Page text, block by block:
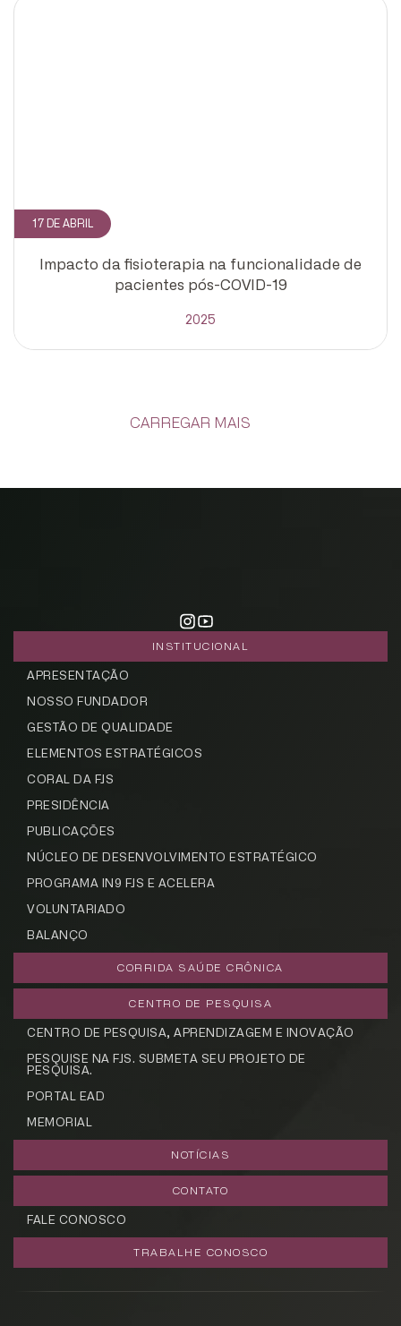
17 DE ABRIL
Impacto da fisioterapia na funcionalidade de
pacientes pós-COVID-19
2025
CARREGAR MAIS
INSTITUCIONAL
APRESENTAÇÃO
NOSSO FUNDADOR
GESTÃO DE QUALIDADE
ELEMENTOS ESTRATÉGICOS
CORAL DA FJS
PRESIDÊNCIA
PUBLICAÇÕES
NÚCLEO DE DESENVOLVIMENTO ESTRATÉGICO
PROGRAMA IN9 FJS E ACELERA
VOLUNTARIADO
BALANÇO
CORRIDA SAÚDE CRÔNICA
CENTRO DE PESQUISA
CENTRO DE PESQUISA, APRENDIZAGEM E INOVAÇÃO
PESQUISE NA FJS. SUBMETA SEU PROJETO DE
PESQUISA.
PORTAL EAD
MEMORIAL
NOTÍCIAS
CONTATO
FALE CONOSCO
TRABALHE CONOSCO